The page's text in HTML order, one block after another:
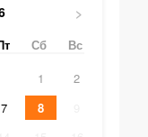
>
Сб
Вс
1
2
7 8